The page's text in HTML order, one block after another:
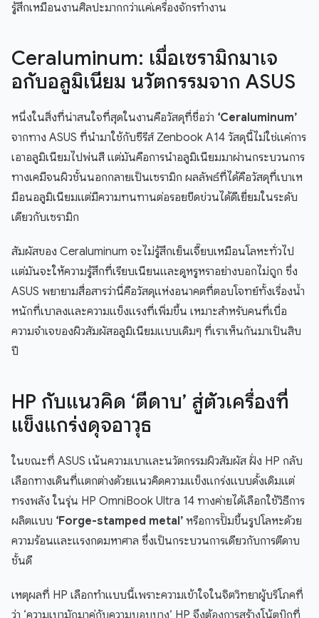
รู้สึกเหมือนงานศิลปะมากกว่าแค่เครื่องจักรทำงาน
Ceraluminum: เมื่อเซรามิกมาเจ
อกับอลูมิเนียม นวัตกรรมจาก ASUS
หนึ่งในสิ่งที่น่าสนใจที่สุดในงานคือวัสดุที่ชื่อว่า ‘Ceraluminum’
จากทาง ASUS ที่นำมาใช้กับซีรีส์ Zenbook A14 วัสดุนี้ไม่ใช่แค่การ
เอาอลูมิเนียมไปพ่นสี แต่มันคือการนำอลูมิเนียมมาผ่านกระบวนการ
ทางเคมีจนผิวชั้นนอกกลายเป็นเซรามิก ผลลัพธ์ที่ได้คือวัสดุที่เบาเห
มือนอลูมิเนียมแต่มีความทนทานต่อรอยขีดข่วนได้ดีเยี่ยมในระดับ
เดียวกับเซรามิก
สัมผัสของ Ceraluminum จะไม่รู้สึกเย็นเจี๊ยบเหมือนโลหะทั่วไป
แต่มันจะให้ความรู้สึกที่เรียบเนียนและดูหรูหราอย่างบอกไม่ถูก ซึ่ง
ASUS พยายามสื่อสารว่านี่คือวัสดุแห่งอนาคตที่ตอบโจทย์ทั้งเรื่องน้ำ
หนักที่เบาลงและความแข็งแรงที่เพิ่มขึ้น เหมาะสำหรับคนที่เบื่อ
ความจำเจของผิวสัมผัสอลูมิเนียมแบบเดิมๆ ที่เราเห็นกันมาเป็นสิบ
ปี
HP กับแนวคิด ‘ตีดาบ’ สู่ตัวเครื่องที่
แข็งแกร่งดุจอาวุธ
ในขณะที่ ASUS เน้นความเบาและนวัตกรรมผิวสัมผัส ฝั่ง HP กลับ
เลือกทางเดินที่แตกต่างด้วยแนวคิดความแข็งแกร่งแบบดั้งเดิมแต่
ทรงพลัง ในรุ่น HP OmniBook Ultra 14 ทางค่ายได้เลือกใช้วิธีการ
ผลิตแบบ ‘Forge-stamped metal’ หรือการปั๊มขึ้นรูปโลหะด้วย
ความร้อนและแรงกดมหาศาล ซึ่งเป็นกระบวนการเดียวกับการตีดาบ
ชั้นดี
เหตุผลที่ HP เลือกทำแบบนี้เพราะความเข้าใจในจิตวิทยาผู้บริโภคที่